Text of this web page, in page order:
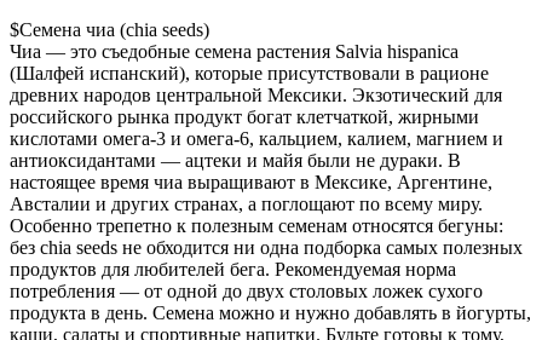
$Семена чиа (chia seeds)
Чиа — это съедобные семена растения Salvia hispanica
(Шалфей испанский), которые присутствовали в рационе
древних народов центральной Мексики. Экзотический для
российского рынка продукт богат клетчаткой, жирными
кислотами омега-3 и омега-6, кальцием, калием, магнием и
антиоксидантами — ацтеки и майя были не дураки. В
настоящее время чиа выращивают в Мексике, Аргентине,
Австалии и других странах, а поглощают по всему миру.
Особенно трепетно к полезным семенам относятся бегуны:
без chia seeds не обходится ни одна подборка самых полезных
продуктов для любителей бега. Рекомендуемая норма
потребления — от одной до двух столовых ложек сухого
продукта в день. Семена можно и нужно добавлять в йогурты,
каши, салаты и спортивные напитки. Будьте готовы к тому,